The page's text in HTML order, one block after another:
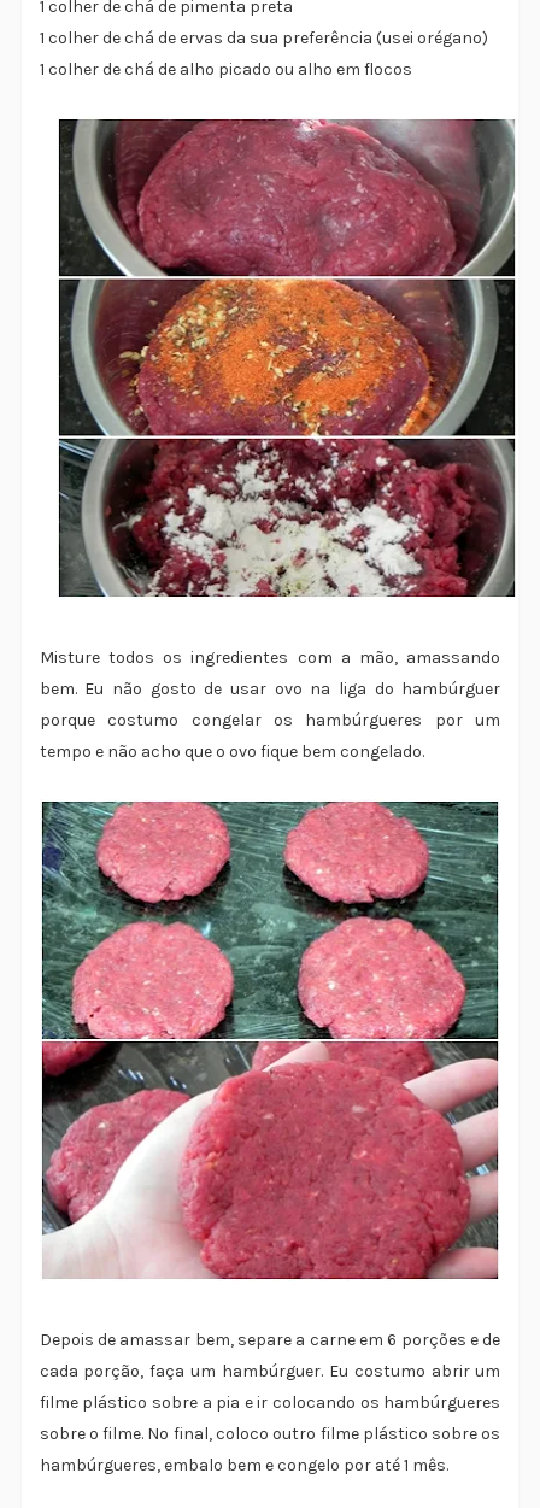
1 colher de chá de pimenta preta
1 colher de chá de ervas da sua preferência (usei orégano)
1 colher de chá de alho picado ou alho em flocos
Misture todos os ingredientes com a mão, amassando
bem. Eu não gosto de usar ovo na liga do hambúrguer
porque costumo congelar os hambúrgueres por um
tempo e não acho que o ovo fique bem congelado.
Depois de amassar bem, separe a carne em 6 porções e de
cada porção, faça um hambúrguer. Eu costumo abrir um
filme plástico sobre a pia e ir colocando os hambúrgueres
sobre o filme. No final, coloco outro filme plástico sobre os
hambúrgueres, embalo bem e congelo por até 1 mês.